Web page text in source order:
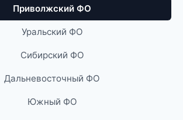
Приволжский ФО
Уральский ФО
Сибирский ФО
Дальневосточный ФО
Южный ФО